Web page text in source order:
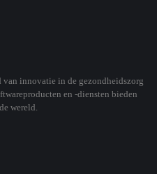
innovatie in de gezondheidszorg
en -diensten bieden
wereld.